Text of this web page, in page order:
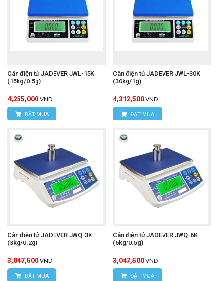
Cân điện tử JADEVER JWL-15K
(15kg/0.5g)
4,255,000 VND
ĐẶT MUA
Cân điện tử JADEVER JWL-30K
(30kg/1g)
4,312,500 VND
ĐẶT MUA
Cân điện tử JADEVER JWQ-3K
(3kg/0.2g)
3,047,500 VND
ĐẶT MUA
Cân điện tử JADEVER JWQ-6K
(6kg/0.5g)
3,047,500 VND
ĐẶT MUA